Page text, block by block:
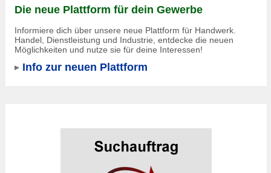
Die neue Plattform für dein Gewerbe
Informiere dich über unsere neue Plattform für Handwerk.
Handel, Dienstleistung und Industrie, entdecke die neuen
Möglichkeiten und nutze sie für deine Interessen!
Info zur neuen Plattform